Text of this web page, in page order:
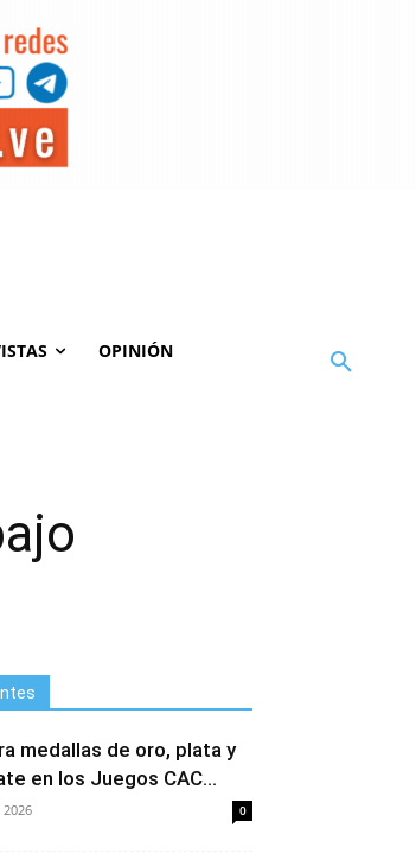
OPINIÓN
medallas de oro, plata y
en los Juegos CAC...
0